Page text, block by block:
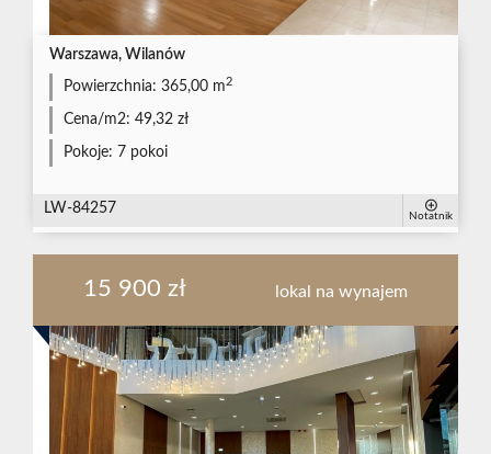
Warszawa, Wilanów
Powierzchnia: 365,00 m 2
Cena/m2: 49,32 zł
Pokoje: 7 pokoi
LW-84257
Notatnik
15 900 zł lokal na wynajem